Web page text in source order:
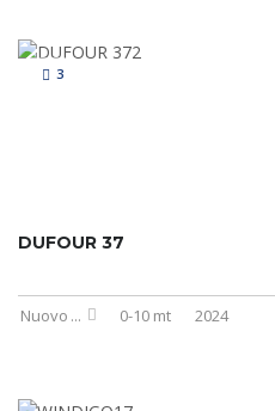
3
DUFOUR 37
Nuovo ... 0-10 mt 2024